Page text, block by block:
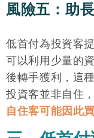
風險五：助
低首付為投資客
可以利用少量的
後轉手獲利，這
投資客並非自住
自住客可能因此